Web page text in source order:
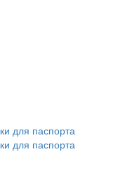
для паспорта
для паспорта